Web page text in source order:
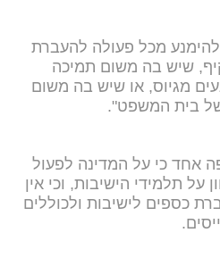
מכל פעולה להעברת
שיש בה משום תמיכה
מגיוס, או שיש בה משום
בית המשפט".
אחד כי על המדינה לפעול
על תלמידי הישיבות, וכי אין
כספים לישיבות ולכוללים